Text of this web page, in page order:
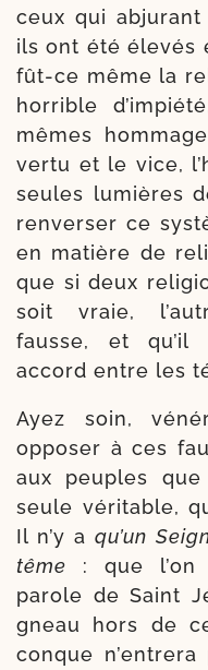
ceux qui
ils ont été éle­vés
fût-​ce même la
hor­rible
mêmes
ver­tu et le vice,
seules lumières
ren­ver­ser ce
en matière de
que si deux
soit vraie,
fausse, et
accord entre les
Ayez soin,
oppo­ser à ces
aux peuples
seule véri­table,
Il n’y aqu’un
tême : que l’on
parole de Saint
gneau hors de
conque